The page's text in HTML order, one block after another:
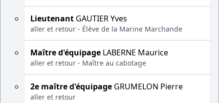
Lieutenant GAUTIER Yves
aller et retour - Élève de la Marine Marchande
Maître d'équipage LABERNE Maurice
aller et retour - Maître au cabotage
2e maître d'équipage GRUMELON Pierre
aller et retour